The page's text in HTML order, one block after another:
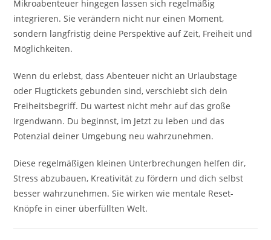
Mikroabenteuer hingegen lassen sich regelmäßig
integrieren. Sie verändern nicht nur einen Moment,
sondern langfristig deine Perspektive auf Zeit, Freiheit und
Möglichkeiten.
Wenn du erlebst, dass Abenteuer nicht an Urlaubstage
oder Flugtickets gebunden sind, verschiebt sich dein
Freiheitsbegriff. Du wartest nicht mehr auf das große
Irgendwann. Du beginnst, im Jetzt zu leben und das
Potenzial deiner Umgebung neu wahrzunehmen.
Diese regelmäßigen kleinen Unterbrechungen helfen dir,
Stress abzubauen, Kreativität zu fördern und dich selbst
besser wahrzunehmen. Sie wirken wie mentale Reset-
Knöpfe in einer überfüllten Welt.